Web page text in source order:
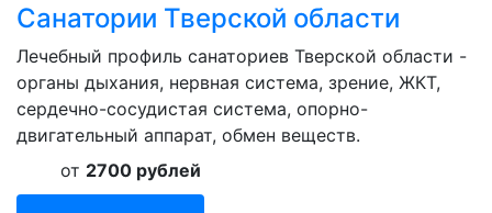
Санатории Тверской области
Лечебный профиль санаториев Тверской области -
органы дыхания, нервная система, зрение, ЖКТ,
сердечно-сосудистая система, опорно-
двигательный аппарат, обмен веществ.
от 2700 рублей